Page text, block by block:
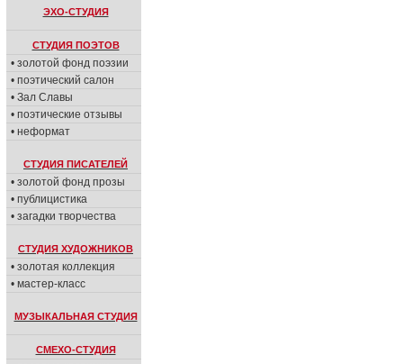
ЭХО-СТУДИЯ
СТУДИЯ ПОЭТОВ
• золотой фонд поэзии
• поэтический салон
• Зал Славы
• поэтические отзывы
• неформат
СТУДИЯ ПИСАТЕЛЕЙ
• золотой фонд прозы
• публицистика
• загадки творчества
СТУДИЯ ХУДОЖНИКОВ
• золотая коллекция
• мастер-класс
МУЗЫКАЛЬНАЯ СТУДИЯ
СМЕХО-СТУДИЯ